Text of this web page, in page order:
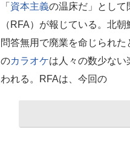
「 資本主義の温床だ」として
（RFA）が報じている。北
問答無用で廃業を命じられ
のカラオケは人々の数少な
われる。RFAは、今回の